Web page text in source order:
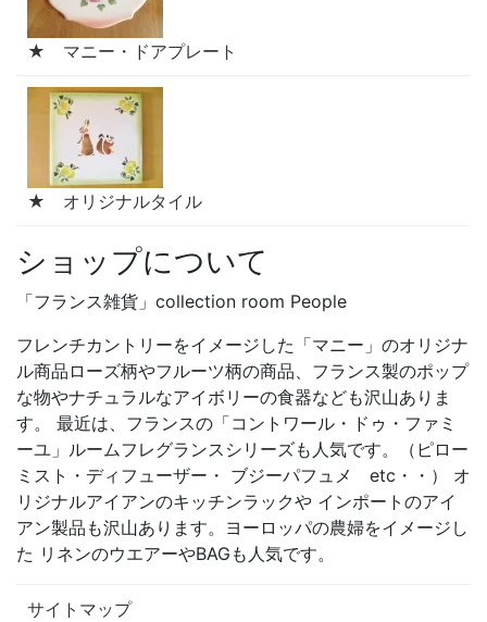
★ マニー・ドアプレート
★ オリジナルタイル
ショップについて
「フランス雑貨」collection room People
フレンチカントリーをイメージした「マニー」のオリジナ
ル商品ローズ柄やフルーツ柄の商品、フランス製のポップ
な物やナチュラルなアイボリーの食器なども沢山ありま
す。 最近は、フランスの「コントワール・ドゥ・ファミ
ーユ」ルームフレグランスシリーズも人気です。（ピロー
ミスト・ディフューザー・ ブジーパフュメ etc・・） オ
リジナルアイアンのキッチンラックや インポートのアイ
アン製品も沢山あります。ヨーロッパの農婦をイメージし
た リネンのウエアーやBAGも人気です。
サイトマップ